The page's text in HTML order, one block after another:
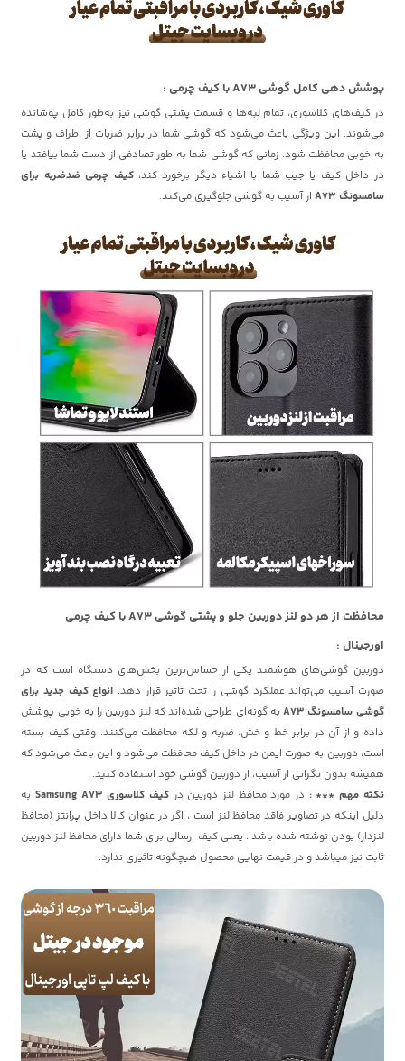
پوشش دهی کامل گوشی A73 با کیف چرمی :
در کیف‌های کلاسوری، تمام لبه‌ها و قسمت پشتی گوشی نیز به‌طور کامل پوشانده
می‌شوند. این ویژگی باعث می‌شود که گوشی شما در برابر ضربات از اطراف و پشت
به خوبی محافظت شود. زمانی که گوشی شما به طور تصادفی از دست شما بیافتد یا
در داخل کیف یا جیب شما با اشیاء دیگر برخورد کند،کیف چرمی ضدضربه برای
سامسونگ A73
از آسیب به گوشی جلوگیری می‌کند.
محافظت از هر دو لنز دوربین جلو و پشتی گوشی A73 با کیف چرمی
اورجینال :
دوربین گوشی‌های هوشمند یکی از حساس‌ترین بخش‌های دستگاه است که در
صورت آسیب می‌تواند عملکرد گوشی را تحت تاثیر قرار دهد. انواع کیف‌ جدید برای
گوشی سامسونگ A73
به گونه‌ای طراحی شده‌اند که لنز دوربین را به خوبی پوشش
داده و از آن در برابر خط و خش، ضربه و لکه محافظت می‌کنند. وقتی کیف بسته
است، دوربین به صورت ایمن در داخل کیف محافظت می‌شود و این باعث می‌شود که
همیشه بدون نگرانی از آسیب، از دوربین گوشی خود استفاده کنید.
نکته مهم *** : در مورد محافظ لنز دوربین در کیف کلاسوری Samsung A73
به
دلیل اینکه در تصاویر فاقد محافظ لنز است ، اگر در عنوان کالا داخل پرانتز (محافظ
لنزدار) بودن نوشته شده باشد ، یعنی کیف ارسالی برای شما دارای محافظ لنز دوربین
ثابت نیز میباشد و در قیمت نهایی محصول هیچگونه تاثیری ندارد.